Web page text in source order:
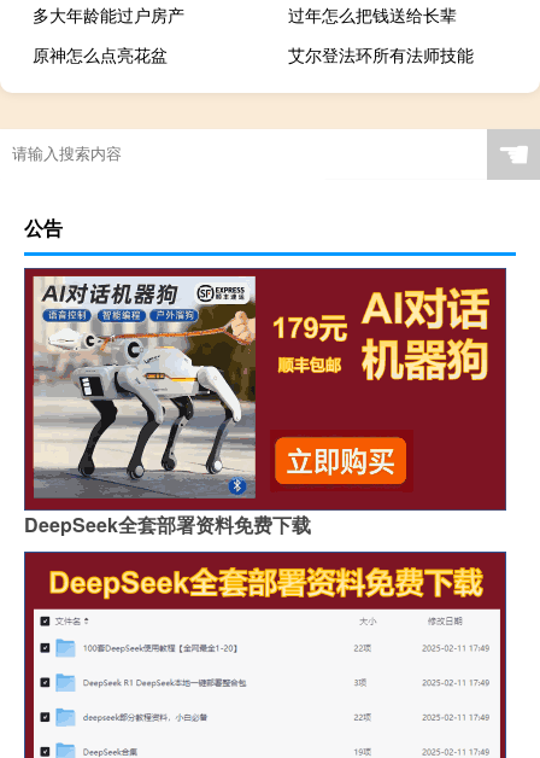
多大年龄能过户房产
过年怎么把钱送给长辈
原神怎么点亮花盆
艾尔登法环所有法师技能
☚
公告
DeepSeek全套部署资料免费下载